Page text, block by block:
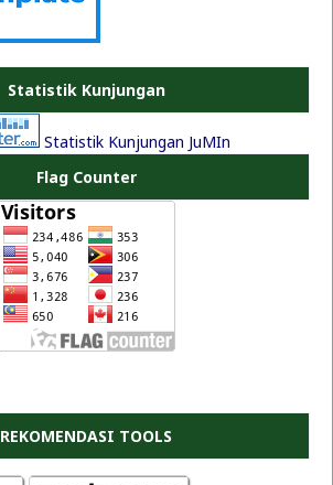
Statistik Kunjungan
Statistik Kunjungan JuMIn
Flag Counter
REKOMENDASI TOOLS